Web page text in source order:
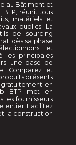
au Bâtiment et
BTP, réunit tous
matériels et
publics. La
de sourcing
dès sa phase
et
les principales
une base de
Comparez et
présents
en
BTP met en
les fournisseurs
entier. Facilitez
la construction